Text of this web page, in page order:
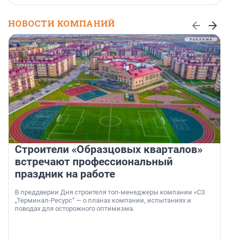
НОВОСТИ КОМПАНИЙ
Строители «Образцовых кварталов»
встречают профессиональный
праздник на работе
В преддверии Дня строителя топ-менеджеры компании «СЗ
„Терминал-Ресурс“ — о планах компании, испытаниях и
поводах для осторожного оптимизма.